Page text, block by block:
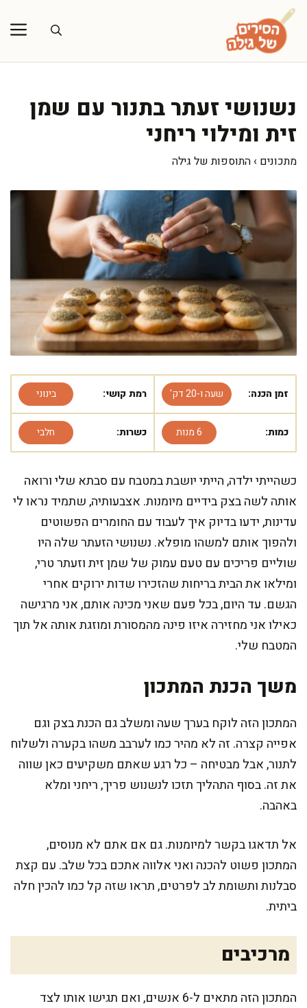
לדלג
לתוכן
נשנושי זעתר בתנור עם שמן
זית ומילוי ריחני
מתכונים › התוספות של גילה
זמן הכנה: שעה ו-20 דק' רמת קושי: בינוני
כמות: 6 מנות כשרות: חלבי
כשהייתי ילדה, הייתי יושבת במטבח עם סבתא שלי ורואה
אותה לשה בצק בידיים מיומנות. אצבעותיה, שתמיד נראו לי
עדינות, ידעו בדיוק איך לעבוד עם החומרים הפשוטים
ולהפוך אותם למשהו מופלא. נשנושי הזעתר שלה היו
שוליים פריכים עם טעם עמוק של שמן זית וזעתר טרי,
ומילאו את הבית בריחות שהזכירו שדות ירוקים אחרי
הגשם. עד היום, בכל פעם שאני מכינה אותם, אני מרגישה
כאילו אני מחזירה איזו פינה מהמסורת ומוזגת אותה אל תוך
המטבח שלי.
משך הכנת המתכון
המתכון הזה לוקח בערך שעה ומשלב גם הכנת בצק וגם
אפייה קצרה. זה לא מהיר כמו לערבב משהו בקערה ולשלוח
לתנור, אבל מבטיחה – כל רגע שאתם משקיעים כאן שווה
את זה. בסוף התהליך תזכו לנשנוש פריך, ריחני ומלא
באהבה.
אל תדאגו בקשר למיומנות. גם אם אתם לא מנוסים,
המתכון פשוט להכנה ואני אלווה אתכם בכל שלב. עם קצת
סבלנות ותשומת לב לפרטים, תראו שזה קל כמו להכין חלה
ביתית.
מרכיבים
המתכון הזה מתאים ל-6 אנשים, ואם תגישו אותו לצד